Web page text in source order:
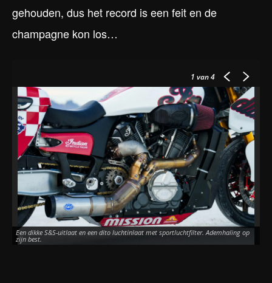
gehouden, dus het record is een feit en de
champagne kon los…
1 van 4
Een dikke S&S-uitlaat en een dito luchtinlaat met sportluchtfilter. Ademhaling op
zijn best.